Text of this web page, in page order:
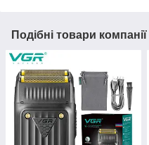
Подібні товари компанії